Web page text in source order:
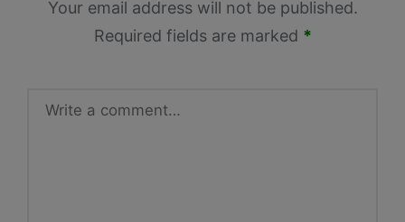
Your email address will not be published.
Required fields are marked *